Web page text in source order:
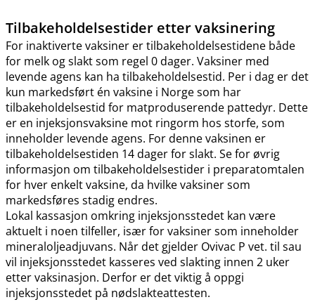
Tilbakeholdelsestider etter vaksinering
For inaktiverte vaksiner er tilbakeholdelsestidene både
for melk og slakt som regel 0 dager. Vaksiner med
levende agens kan ha tilbakeholdelsestid. Per i dag er det
kun markedsført én vaksine i Norge som har
tilbakeholdelsestid for matproduserende pattedyr. Dette
er en injeksjonsvaksine mot ringorm hos storfe, som
inneholder levende agens. For denne vaksinen er
tilbakeholdelsestiden 14 dager for slakt. Se for øvrig
informasjon om tilbakeholdelsestider i preparatomtalen
for hver enkelt vaksine, da hvilke vaksiner som
markedsføres stadig endres.
Lokal kassasjon omkring injeksjonsstedet kan være
aktuelt i noen tilfeller, især for vaksiner som inneholder
mineraloljeadjuvans. Når det gjelder Ovivac P vet. til sau
vil injeksjonsstedet kasseres ved slakting innen 2 uker
etter vaksinasjon. Derfor er det viktig å oppgi
injeksjonsstedet på nødslakteattesten.